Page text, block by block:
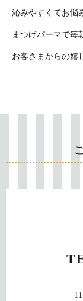
沁みやすくてお悩
まつげパーマで毎
お客さまからの嬉